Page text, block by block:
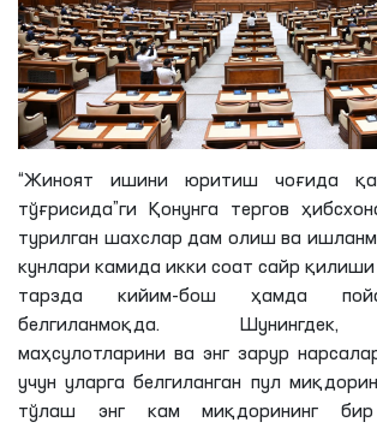
“Жиноят ишини юритиш чоғида
тўғрисида”ги Қонунга тергов
турилган шахслар дам олиш ва
кунлари камида икки соат сайр
тарзда кийим-бош ҳамда
белгиланмоқда. Шунингдек,
маҳсулотларини ва энг зарур
учун уларга белгиланган пул
тўлаш энг кам миқдорининг бир